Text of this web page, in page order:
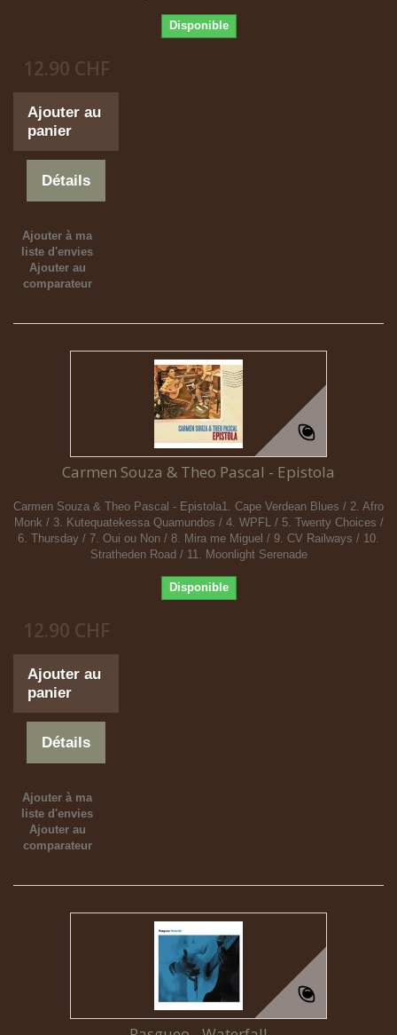
Disponible
12.90 CHF
Ajouter au
panier
Détails
Ajouter à ma
liste d'envies
Ajouter au
comparateur
Carmen Souza & Theo Pascal - Epistola
Carmen Souza & Theo Pascal - Epistola1. Cape Verdean Blues / 2. Afro
Monk / 3. Kutequatekessa Quamundos / 4. WPFL / 5. Twenty Choices /
6. Thursday / 7. Oui ou Non / 8. Mira me Miguel / 9. CV Railways / 10.
Stratheden Road / 11. Moonlight Serenade
Disponible
12.90 CHF
Ajouter au
panier
Détails
Ajouter à ma
liste d'envies
Ajouter au
comparateur